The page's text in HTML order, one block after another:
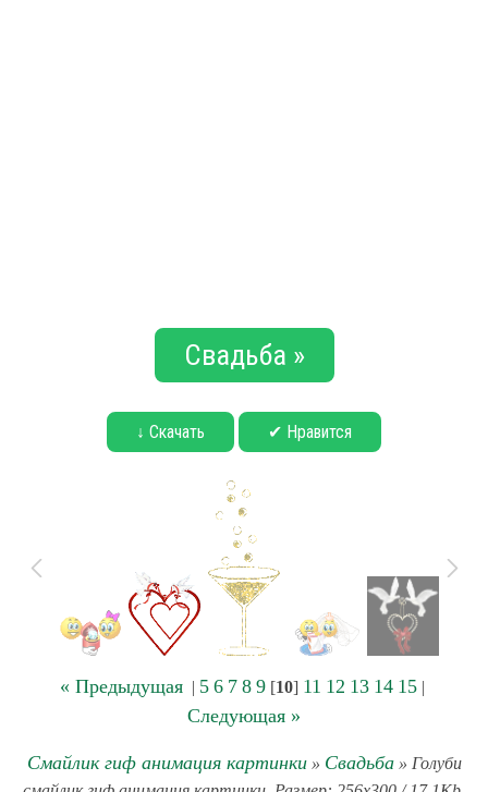
Свадьба »
↓ Скачать ✔ Нравится
« Предыдущая| 5 6 7 8 9[10] 11 12 13 14 15|
Следующая »
Смайлик гиф анимация картинки» Свадьба» Голуби